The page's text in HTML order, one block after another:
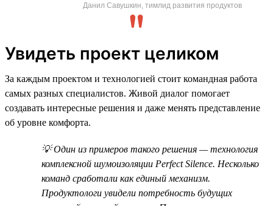
Данил Савушкин, тимлид развития продуктов
Увидеть проект целиком
За каждым проектом и технологией стоит командная работа
самых разных специалистов. Живой диалог помогает
создавать интересные решения и даже менять представление
об уровне комфорта.
💡 Один из примеров такого решения — технология
комплексной шумоизоляции Perfect Silence. Несколько
команд сработали как единый механизм.
Продуктологи увидели потребность будущих